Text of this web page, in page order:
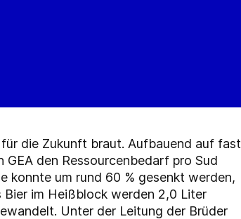
die Zukunft braut. Aufbauend auf fast
den Ressourcenbedarf pro Sud
konnte um rund 60 % gesenkt werden,
im Heißblock werden 2,0 Liter
Unter der Leitung der Brüder